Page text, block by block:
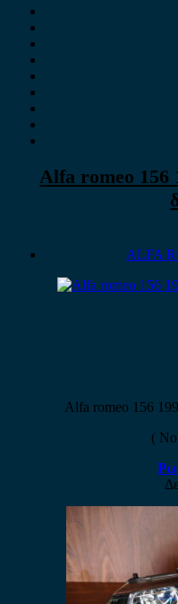
Alfa romeo 156
ALFA
Alfa romeo 156
(